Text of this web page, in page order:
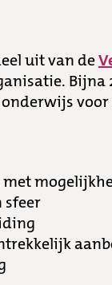
uit van de
Bijna
voor
sfeer